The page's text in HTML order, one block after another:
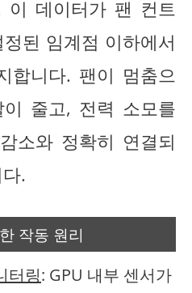
이 데이터가 팬 컨트
된 임계점 이하에서
합니다. 팬이 멈춤으
줄고, 전력 소모를
소와 정확히 연결되
.
작동 원리
터링: GPU 내부 센서가